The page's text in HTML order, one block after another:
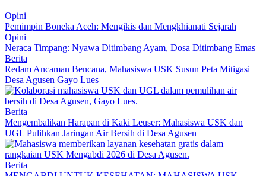
Opini
Pemimpin Boneka Aceh: Mengikis dan Mengkhianati Sejarah
Opini
Neraca Timpang: Nyawa Ditimbang Ayam, Dosa Ditimbang Emas
Berita
Redam Ancaman Bencana, Mahasiswa USK Susun Peta Mitigasi
Desa Agusen Gayo Lues
Berita
Mengembalikan Harapan di Kaki Leuser: Mahasiswa USK dan
UGL Pulihkan Jaringan Air Bersih di Desa Agusen
Berita